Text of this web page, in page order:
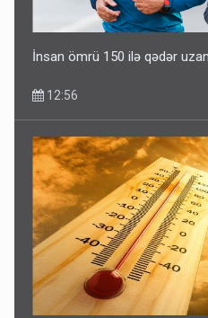
İnsan ömrü 150 ilə qədər
12:56